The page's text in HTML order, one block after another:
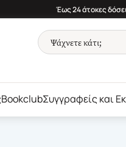
Έως 24 άτοκες
BookclubΣυγγραφείς και